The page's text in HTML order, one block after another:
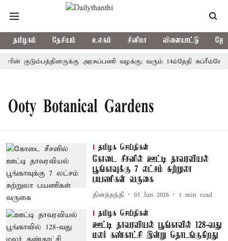
தமிழகம் தேசியம் உலகம் சினிமா விளையாட்டு
குடும்பத்தினருக்கு அரசுப்பணி வழக்கு; வரும் 14ம்தேதி
Ooty Botanical Gardens
தமிழக செய்திகள்
கோடை சீசனில் ஊட்டி தாவரவியல்
பூங்காவுக்கு 7 லட்சம் சுற்றுலா
பயணிகள் வருகை
தினத்தந்தி 03 Jun 2026 1 min read
தமிழக செய்திகள்
ஊட்டி தாவரவியல் பூங்காவில் 128-வது
மலர் கண்காட்சி இன்று தொடங்குகிறது